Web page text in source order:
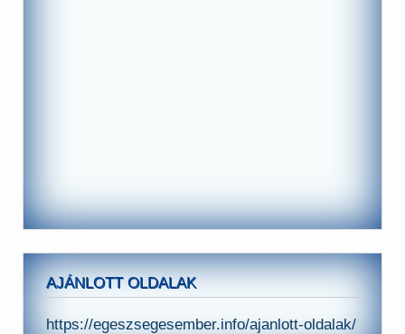
AJÁNLOTT OLDALAK
https://egeszsegesember.info/ajanlott-oldalak/